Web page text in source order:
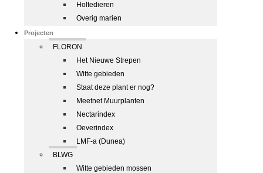
Holtedieren
Overig marien
Projecten
FLORON
Het Nieuwe Strepen
Witte gebieden
Staat deze plant er nog?
Meetnet Muurplanten
Nectarindex
Oeverindex
LMF-a (Dunea)
BLWG
Witte gebieden mossen